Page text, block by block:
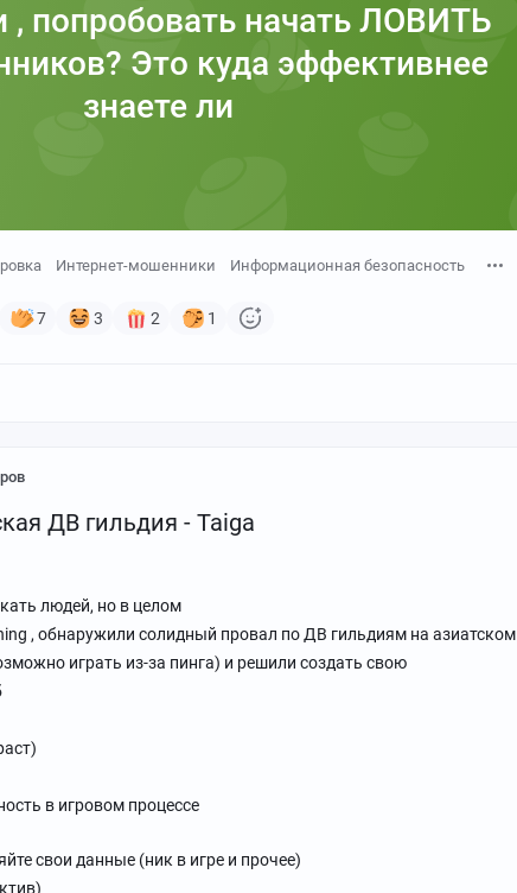
попробовать начать ЛОВИТЬ
Это куда эффективнее
знаете ли
Интернет-мошенники Информационная безопасность
7 3 2 1
ДВ гильдия - Taiga
людей, но в целом
, обнаружили солидный провал по ДВ гильдиям на азиатском
играть из-за пинга) и решили создать свою
в игровом процессе
свои данные (ник в игре и прочее)